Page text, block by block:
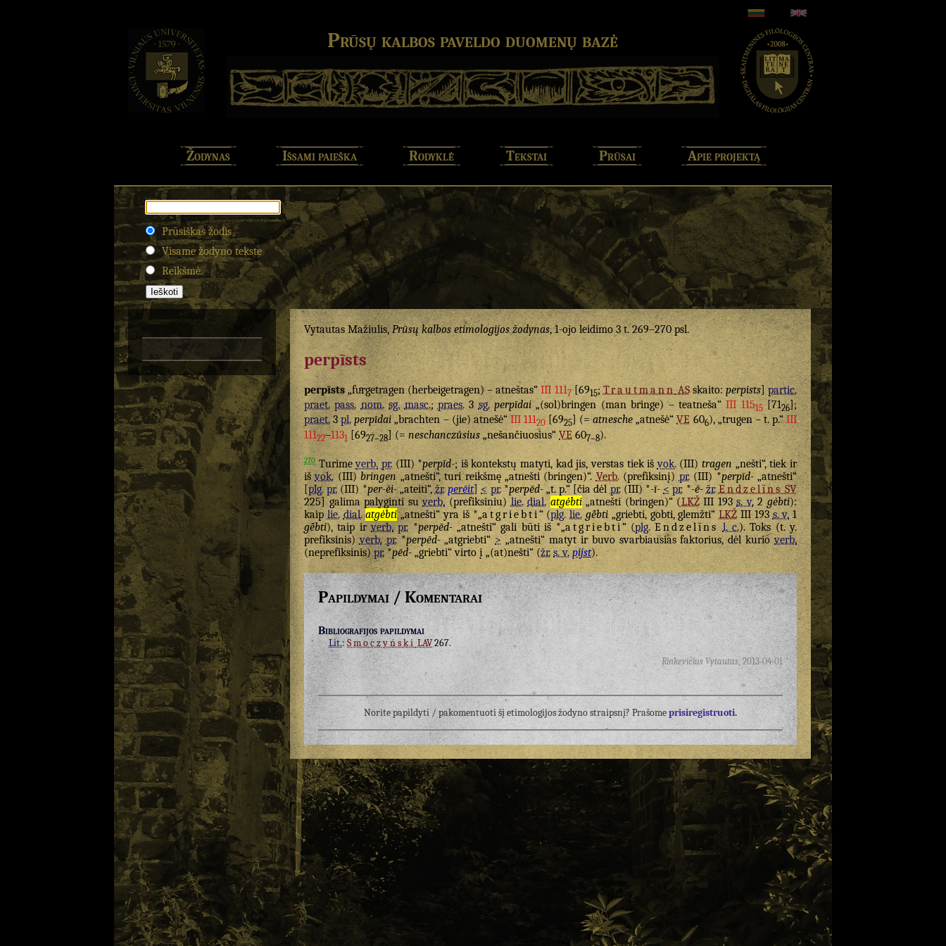
Prūsų kalbos paveldo duomenų bazė
Žodynas Išsami paieška Rodyklė Tekstai Prūsai Apie projektą
Prūsiškas žodis
Visame žodyno tekste
Reikšmė
Vytautas Mažiulis,Prūsų kalbos etimologijos žodynas, 1-ojo leidimo 3 t. 269–270 psl.
perpīsts
perpīsts„fuͤrgetragen (herbeigetragen) – atneštas“III 1117[6915;TrautmannASskaito:perpists]partic.
praet. pass. nom. sg. masc.;praes.3sg. perpīdai„(sol)bringen (man bringe) – teatneša“III 11515[7126];
praet.3pl. perpīdai„brachten – (jie) atnešė“III 11120[6925 ] (=atnesche„atnešė“VE606), „trugen – t. p.“III
11122–1131[6927–28] (=neschanczůsius„nešančiuosius“VE607–8).
270Turimeverb. pr.(III) *perpīd-; iš kontekstų matyti, kad jis, verstas tiek išvok.(III)tragen „nešti“, tiek ir
išvok.(III)bringen„atnešti“, turi reikšmę „atnešti (bringen)“.Verb.(prefiksinį)pr.(III) *perpīd-„atnešti“
[plg. pr.(III) *per-ēi-„ateiti“,žr. perēit]< pr.*perpēd-„t. p.“ [čia dėl pr.(III) *-ī- < pr.*-ē- žr. EndzelīnsSV
225] galima palyginti suverb.(prefiksiniu)lie. dial. atgėbti„atnešti (bringen)“ (LKŽIII 193s. v.2gėbti):
kaiplie. dial. atgėbti„atnešti“ yra iš *„atgriebti“ (plg. lie. gė̃bti„griebti, gobti, glemžti“LKŽIII 193s. v.1
gė̃bti), taip irverb. pr.*perpēd-„atnešti“ gali būti iš *„atgriebti“ (plg. Endzelīns l. c.). Toks (t. y.
prefiksinis)verb. pr.*perpēd-„atgriebti“>„atnešti“ matyt ir buvo svarbiausias faktorius, dėl kurioverb.
(neprefiksinis)pr.*pēd-„griebti“ virto į „(at)nešti“ (žr. s. v. pijst).
Papildymai / Komentarai
Bibliografijos papildymai
Lit.:SmoczyńskiLAV267.
Rinkevičius Vytautas,2013-04-01
Norite papildyti / pakomentuoti šį etimologijos žodyno straipsnį? Prašomeprisiregistruoti.